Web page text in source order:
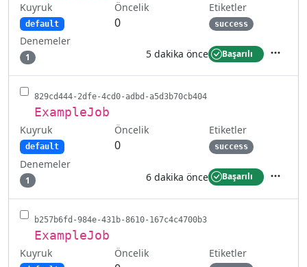
Kuyruk
default
Öncelik
0
Etiketler
success
Denemeler
1 5 dakika önce Başarılı
829cd444-2dfe-4cd0-adbd-a5d3b70cb404
ExampleJob
Kuyruk
default
Öncelik
0
Etiketler
success
Denemeler
1 6 dakika önce Başarılı
b257b6fd-984e-431b-8610-167c4c4700b3
ExampleJob
Kuyruk Öncelik Etiketler